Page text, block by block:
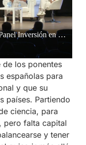
los ponentes
españolas para
y que su
países. Partiendo
ciencia, para
pero falta capital
y tener